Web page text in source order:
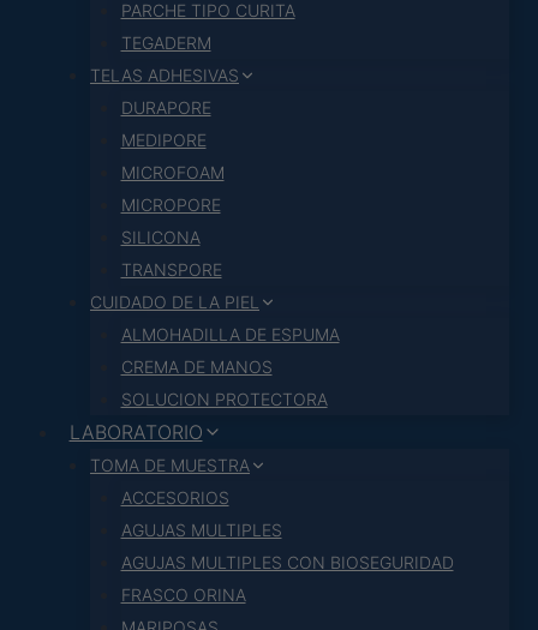
PARCHE TIPO CURITA
TEGADERM
TELAS ADHESIVAS
DURAPORE
MEDIPORE
MICROFOAM
MICROPORE
SILICONA
TRANSPORE
CUIDADO DE LA PIEL
ALMOHADILLA DE ESPUMA
CREMA DE MANOS
SOLUCION PROTECTORA
LABORATORIO
TOMA DE MUESTRA
ACCESORIOS
AGUJAS MULTIPLES
AGUJAS MULTIPLES CON BIOSEGURIDAD
FRASCO ORINA